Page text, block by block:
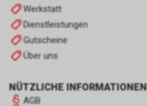
Werkstatt
Dienstleistungen
Gutscheine
Über uns
NÜTZLICHE INFORMATIONEN
AGB